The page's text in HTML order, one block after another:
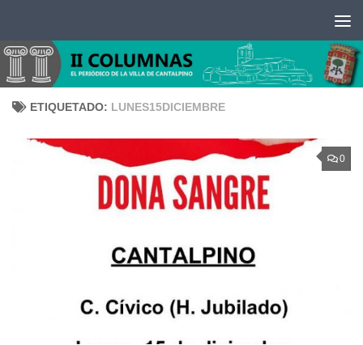
ETIQUETADO: LUNES15DICIEMBRE
0